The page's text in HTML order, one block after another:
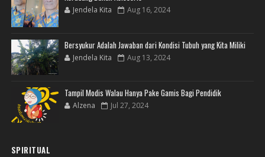
Jendela Kita Aug 16, 2024
Bersyukur Adalah Jawaban dari Kondisi Tubuh yang Kita Miliki
Jendela Kita Aug 13, 2024
Tampil Modis Walau Hanya Pake Gamis Bagi Pendidik
Alzena Jul 27, 2024
SPIRITUAL